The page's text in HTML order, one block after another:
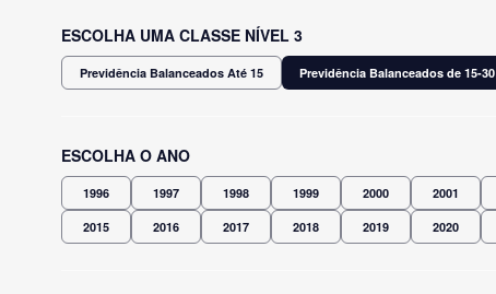
ESCOLHA UMA CLASSE NÍVEL 3
Previdência Balanceados Até 15 Previdência Balanceados de 15-30
ESCOLHA O ANO
1996 1997 1998 1999 2000 2001
2015 2016 2017 2018 2019 2020